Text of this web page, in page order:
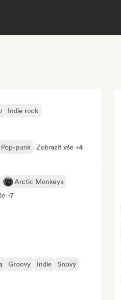
Indie rock
Pop-punk Zobrazit vše +4
Arctic Monkeys
+7
Groovy Indie
Snový